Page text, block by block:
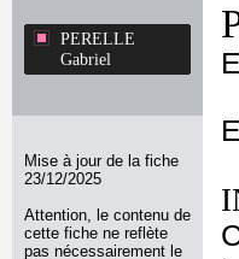
PERELLE
Gabriel
Mise à jour de la fiche
23/12/2025
Attention, le contenu de
cette fiche ne reflète
pas nécessairement le